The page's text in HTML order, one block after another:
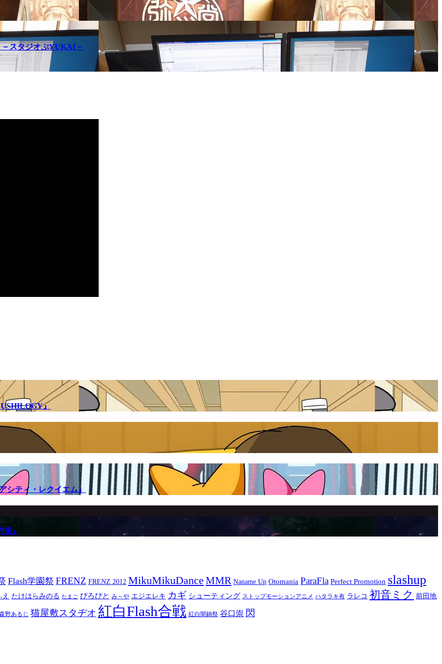
スタジオぷYUKAI－
』
シティ・レクイエム』
』
Flash学園祭 FRENZ FRENZ 2012 MikuMikuDance MMR Naname Up Otomania ParaFla Perfect Promotion slashup
たけはらみのる たまご ぴろぴと み～や エジエレキ カギ シューティング ストップモーションアニメ ハタラキ有 ラレコ 初音ミク 前田地
野あるじ 猫屋敷スタヂオ 紅白Flash合戦 紅白闇鍋祭 谷口崇 閃